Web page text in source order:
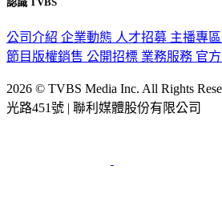
公司介紹 企業動態 人才招募 主播專區
節目版權銷售 公開招標 業務服務 官
2026 © TVBS Media Inc. All Rights
光路451號 | 聯利媒體股份有限公司